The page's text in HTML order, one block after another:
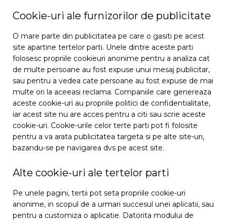
Cookie-uri ale furnizorilor de publicitate
O mare parte din publicitatea pe care o gasiti pe acest
site apartine tertelor parti. Unele dintre aceste parti
folosesc propriile cookieuri anonime pentru a analiza cat
de multe persoane au fost expuse unui mesaj publicitar,
sau pentru a vedea cate persoane au fost expuse de mai
multe ori la aceeasi reclama. Companiile care genereaza
aceste cookie-uri au propriile politici de confidentialitate,
iar acest site nu are acces pentru a citi sau scrie aceste
cookie-uri. Cookie-urile celor terte parti pot fi folosite
pentru a va arata publicitatea targeta si pe alte site-uri,
bazandu-se pe navigarea dvs pe acest site.
Alte cookie-uri ale tertelor parti
Pe unele pagini, tertii pot seta propriile cookie-uri
anonime, in scopul de a urmari succesul unei aplicatii, sau
pentru a customiza o aplicatie. Datorita modului de